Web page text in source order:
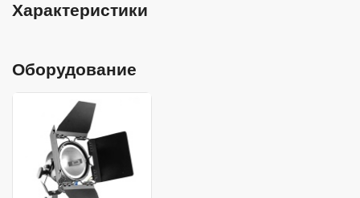
Характеристики
Оборудование